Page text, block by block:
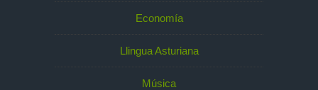
Economía
Llingua Asturiana
Música